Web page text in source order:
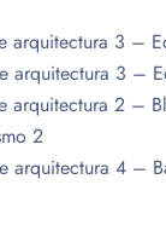
arquitectura 3 –
arquitectura 3 –
arquitectura 2 –
2
arquitectura 4 –